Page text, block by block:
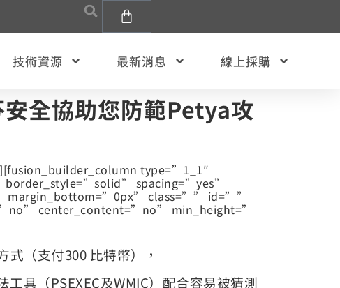
技術資源 最新消息 線上採購
全協助您防範Petya攻
type=”1_1″
spacing=”yes”
margin_bottom=”0px” class=”” id=””
center_content=”no” min_height=”
（支付300 比特幣），
工具（PSEXEC及WMIC）配合容易被猜測